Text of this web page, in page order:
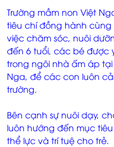
Trường mầm non Việt
tiêu chí đồng hành
việc chăm sóc, nuôi
đến 6 tuổi, các bé được
trong ngôi nhà ấm áp
Nga, để các con luôn
trường.
Bên cạnh sự nuôi dạy,
luôn hướng đến mục
thể lực và trí tuệ cho trẻ.